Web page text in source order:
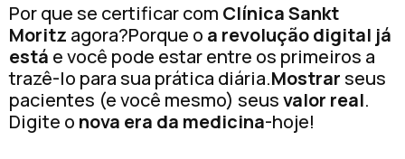
Por que se certificar com Clínica Sankt
Moritz agora?Porque o a revolução digital já
está e você pode estar entre os primeiros a
trazê-lo para sua prática diária.Mostrar seus
pacientes (e você mesmo) seusvalor real.
Digite o nova era da medicina-hoje!